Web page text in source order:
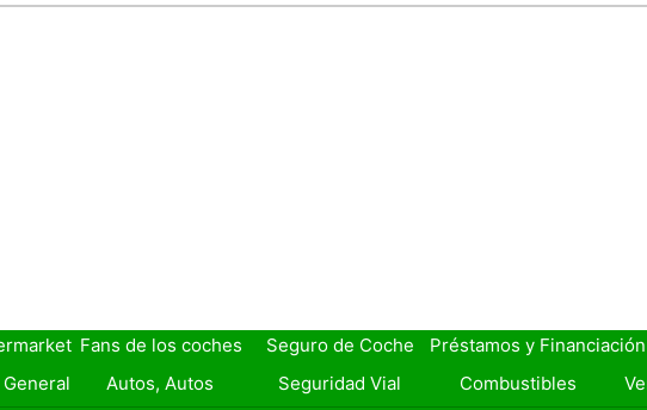
desde el parabrisas
Fans de los coches Seguro de Coche
Préstamos y Financiación
Autos, Autos Seguridad Vial Combustibles